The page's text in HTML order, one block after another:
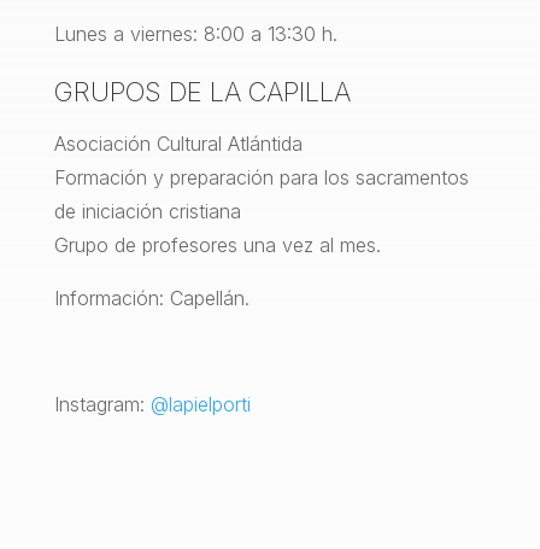
Lunes a viernes: 8:00 a 13:30 h.
GRUPOS DE LA CAPILLA
Asociación Cultural Atlántida
Formación y preparación para los sacramentos
de iniciación cristiana
Grupo de profesores una vez al mes.
Información: Capellán.
Instagram: @lapielporti